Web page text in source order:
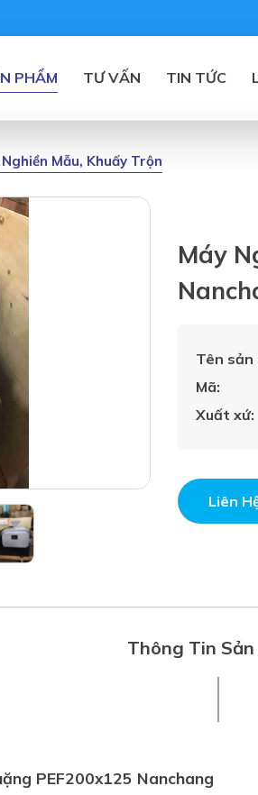
PHẨM TƯ VẤN TIN TỨC
Mẫu, Khuấy Trộn
Máy
Tên sản
Mã:
Xuất xứ:
Liên
Thông Tin
PEF200x125 Nanchang